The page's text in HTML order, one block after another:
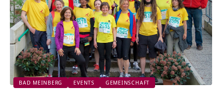
BAD MEINBERG EVENTS GEMEINSCHAFT